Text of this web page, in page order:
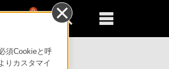
0
須Cookieと呼
りカスタマイ